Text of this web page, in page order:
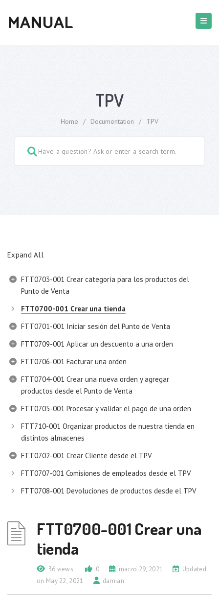
TPV
Home / Documentation / TPV
Expand All
FTT0703-001 Crear categoría para los productos del
Punto de Venta
FTT0700-001 Crear una tienda
FTT0701-001 Iniciar sesión del Punto de Venta
FTT0709-001 Aplicar un descuento a una orden
FTT0706-001 Facturar una orden
FTT0704-001 Crear una nueva orden y agregar
productos desde el Punto de Venta
FTT0705-001 Procesar y validar el pago de una orden
FTT710-001 Organizar productos de nuestra tienda en
distintos almacenes
FTT0702-001 Crear Cliente desde el TPV
FTT0707-001 Comisiones de empleados desde el TPV
FTT0708-001 Devoluciones de productos desde el TPV
FTT0700-001 Crear una
tienda
36 views 0 marzo 29, 2021
Updated
on May 22, 2021
damian